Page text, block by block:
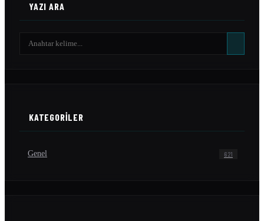
YAZI ARA
KATEGORILER
Genel 621